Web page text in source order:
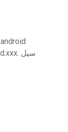
التطبيقات التي لا يتم تنزيلها في انتظار تحديث android
قم بتنزيل ملف .sexual.desires.of.scarlet.red.xxx. سيل